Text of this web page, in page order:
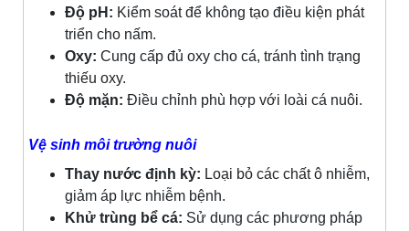
Độ pH: Kiểm soát để không tạo điều kiện phát
triển cho nấm.
Oxy: Cung cấp đủ oxy cho cá, tránh tình trạng
thiếu oxy.
Độ mặn: Điều chỉnh phù hợp với loài cá nuôi.
Vệ sinh môi trường nuôi
Thay nước định kỳ: Loại bỏ các chất ô nhiễm,
giảm áp lực nhiễm bệnh.
Khử trùng bể cá: Sử dụng các phương pháp